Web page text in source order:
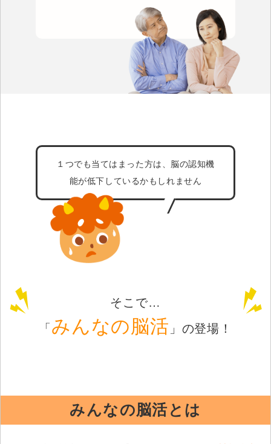
１つでも当てはまった方は、脳の認知機
能が低下しているかもしれません
そこで…
「みんなの脳活 」 の登場！
みんなの脳活とは